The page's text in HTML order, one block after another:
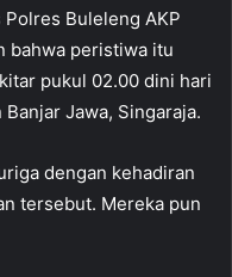
Polres Buleleng AKP
bahwa peristiwa itu
pukul 02.00 dini hari
Jawa, Singaraja.
dengan kehadiran
tersebut. Mereka pun